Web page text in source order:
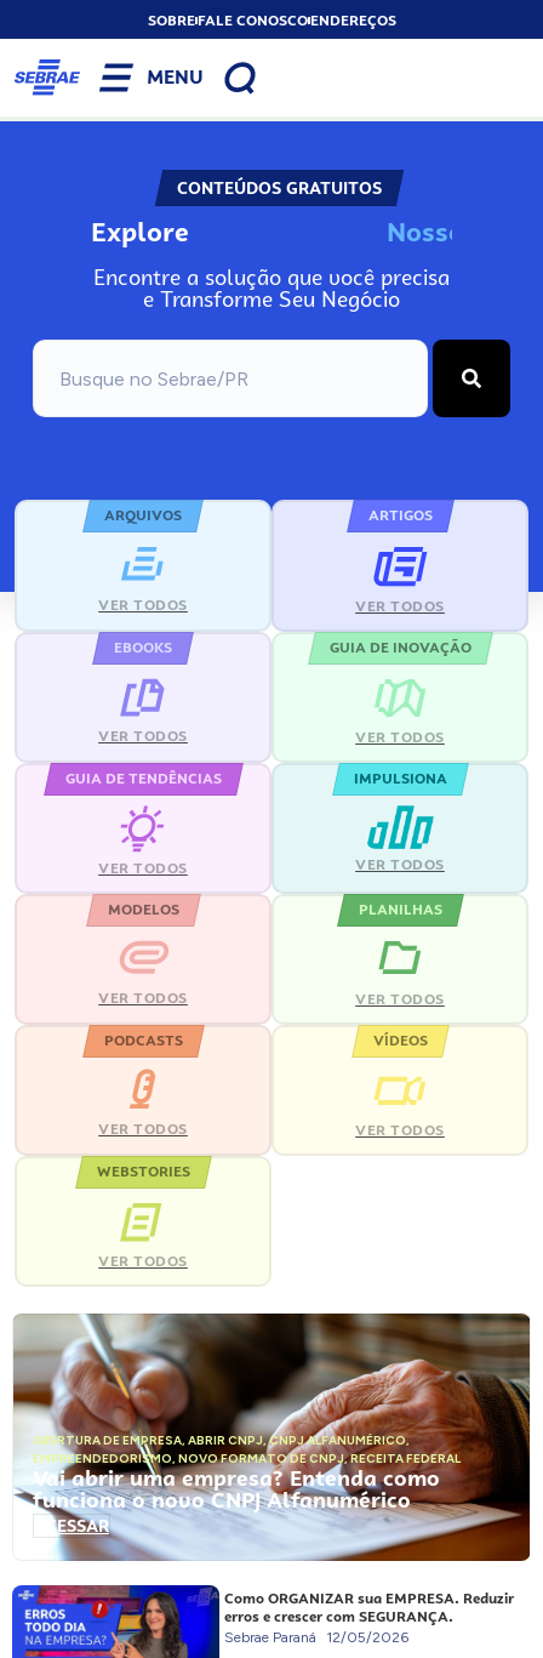
SOBREFALE CONOSCOENDEREÇOS
MENU
CONTEÚDOS GRATUITOS
Explore No
Encontre a solução que você precisa
e Transforme Seu Negócio
ARQUIVOS
VER TODOS
ARTIGOS
VER TODOS
EBOOKS
VER TODOS
GUIA DE INOVAÇÃO
VER TODOS
GUIA DE TENDÊNCIAS
VER TODOS
IMPULSIONA
VER TODOS
MODELOS
VER TODOS
PLANILHAS
VER TODOS
PODCASTS
VER TODOS
VÍDEOS
VER TODOS
WEBSTORIES
VER TODOS
ABERTURA DE EMPRESA, ABRIR CNPJ,CNPJ ALFANUMÉRICO,
EMPREENDEDORISMO, NOVO FORMATO DE CNPJ,RECEITA FEDERAL
Vai abrir uma empresa? Entenda como
funciona o novo CNPJ Alfanumérico
ACESSAR
Como ORGANIZAR sua EMPRESA. Reduzir
erros e crescer com SEGURANÇA.
Sebrae Paraná 12/05/2026